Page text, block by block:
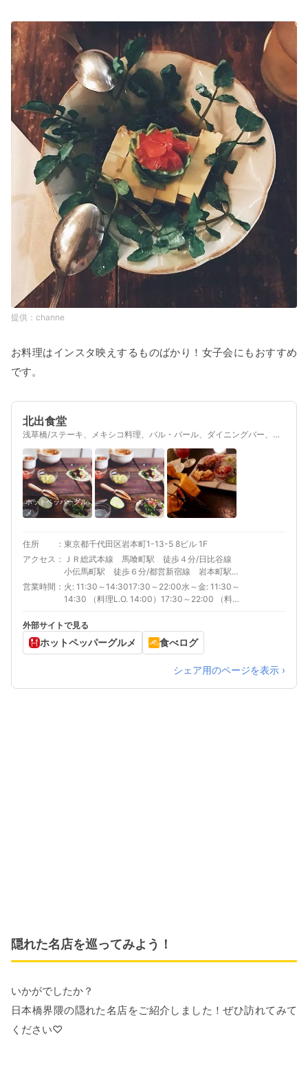
channe
お料理はインスタ映えするものばかり！女子会にもおすすめ
です。
北出食堂
浅草橋/ステーキ、メキシコ料理、バル・バール、ダイニングバー、創
ホットペッパーグル
メ
住所
東京都千代田区岩本町1-13-5 8ビル 1F
アクセス
ＪＲ総武本線 馬喰町駅 徒歩４分/日比谷線
小伝馬町駅 徒歩６分/都営新宿線 岩本町駅
徒歩７分
営業時間
火: 11:30～14:3017:30～22:00水～金: 11:30～
14:30 （料理L.O. 14:00）17:30～22:00 （料理
理L.O. 14:00）17:00～22:00 （料理L.O.
21:00）
外部サイトで見る
ホットペッパーグルメ 食べログ
シェア用のページを表示 ›
隠れた名店を巡ってみよう！
いかがでしたか？
日本橋界隈の隠れた名店をご紹介しました！ぜひ訪れてみて
ください♡